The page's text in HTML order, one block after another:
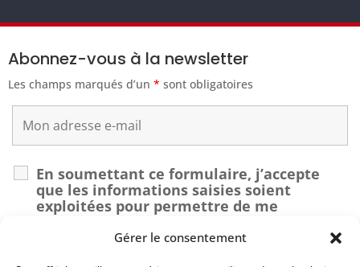
Gérer le consentement
Abonnez-vous à la newsletter
Les champs marqués d’un * sont obligatoires
En soumettant ce formulaire, j’accepte
que les informations saisies soient
exploitées pour permettre de me